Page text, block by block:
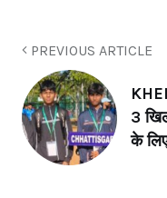
PREVIOUS ARTICLE
3
के